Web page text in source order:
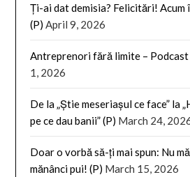
Ți-ai dat demisia? Felicitări! Acum
(P) April 9, 2026
Antreprenori fără limite –
1, 2026
De la „Știe meseriașul ce face” la
pe ce dau banii” (P) March 24,
Doar o vorbă să-ți mai spun: Nu
mănânci pui! (P) March 15, 2026